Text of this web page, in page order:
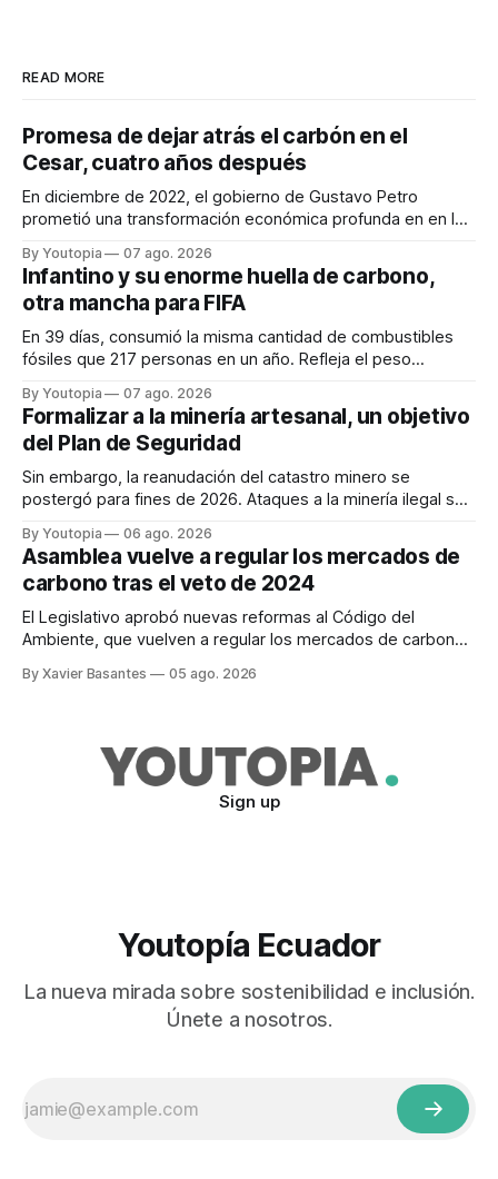
READ MORE
Promesa de dejar atrás el carbón en el
Cesar, cuatro años después
En diciembre de 2022, el gobierno de Gustavo Petro
prometió una transformación económica profunda en en la
By Youtopia 07 ago. 2026
Infantino y su enorme huella de carbono,
otra mancha para FIFA
En 39 días, consumió la misma cantidad de combustibles
fósiles que 217 personas en un año. Refleja el peso
By Youtopia 07 ago. 2026
Formalizar a la minería artesanal, un objetivo
del Plan de Seguridad
Sin embargo, la reanudación del catastro minero se
postergó para fines de 2026. Ataques a la minería ilegal se
By Youtopia 06 ago. 2026
Asamblea vuelve a regular los mercados de
carbono tras el veto de 2024
El Legislativo aprobó nuevas reformas al Código del
Ambiente, que vuelven a regular los mercados de carbono,
By Xavier Basantes 05 ago. 2026
Sign up
Youtopía Ecuador
La nueva mirada sobre sostenibilidad e inclusión.
Únete a nosotros.